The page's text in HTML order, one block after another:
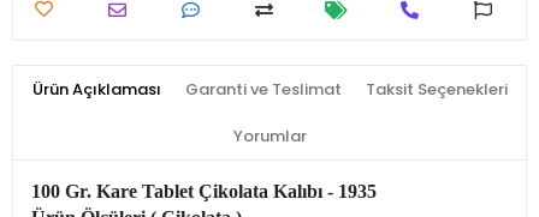
Ürün Açıklaması Garanti ve Teslimat Taksit Seçenekleri
Yorumlar
100 Gr. Kare Tablet Çikolata Kalıbı - 1935